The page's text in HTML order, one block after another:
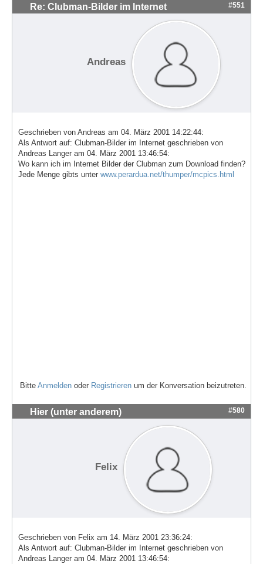
Re: Clubman-Bilder im Internet #551
Andreas
Geschrieben von Andreas am 04. März 2001 14:22:44:
Als Antwort auf: Clubman-Bilder im Internet geschrieben von
Andreas Langer am 04. März 2001 13:46:54:
Wo kann ich im Internet Bilder der Clubman zum Download finden?
Jede Menge gibts unter www.perardua.net/thumper/mcpics.html
Bitte Anmelden oder Registrieren um der Konversation beizutreten.
Hier (unter anderem) #580
Felix
Geschrieben von Felix am 14. März 2001 23:36:24:
Als Antwort auf: Clubman-Bilder im Internet geschrieben von
Andreas Langer am 04. März 2001 13:46:54: